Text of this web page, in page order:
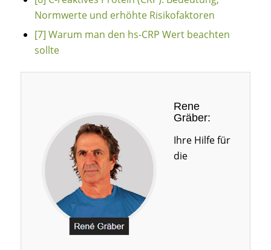
Normwerte und erhöhte Risikofaktoren
[7] Warum man den hs-CRP Wert beachten
sollte
Rene
Gräber:
Ihre Hilfe für
die